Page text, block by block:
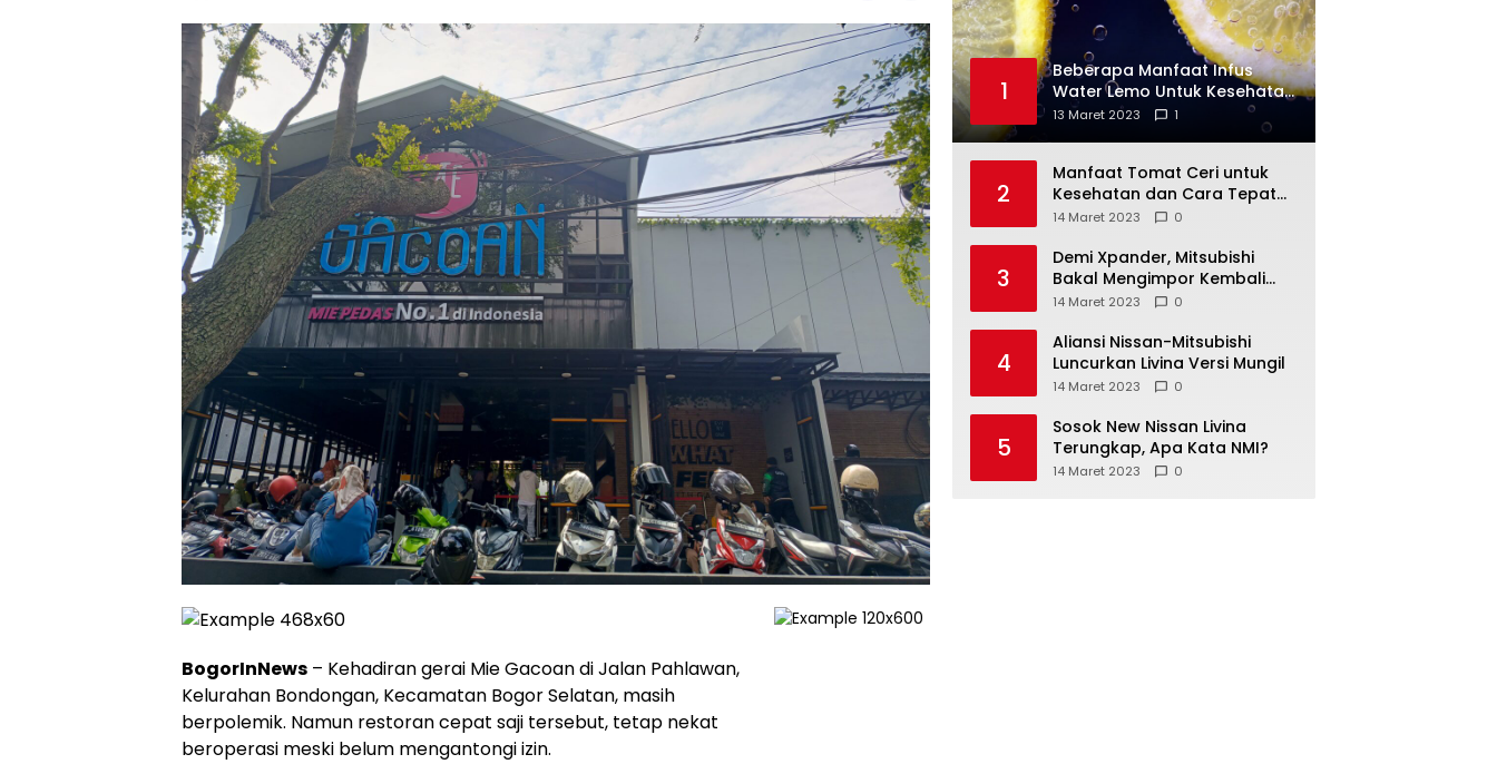
BogorInNews – Kehadiran gerai Mie Gacoan di Jalan Pahlawan,
Kelurahan Bondongan, Kecamatan Bogor Selatan, masih
berpolemik. Namun restoran cepat saji tersebut, tetap nekat
beroperasi meski belum mengantongi izin.
1
Beberapa Manfaat Infus
Water Lemo Untuk Kesehatan
Anda
13 Maret 2023 1
2
Manfaat Tomat Ceri untuk
Kesehatan dan Cara Tepat
Mengonsumsinya
14 Maret 2023 0
3
Demi Xpander, Mitsubishi
Bakal Mengimpor Kembali
Pajero Sport
14 Maret 2023 0
4
Aliansi Nissan-Mitsubishi
Luncurkan Livina Versi Mungil
14 Maret 2023 0
5
Sosok New Nissan Livina
Terungkap, Apa Kata NMI?
14 Maret 2023 0